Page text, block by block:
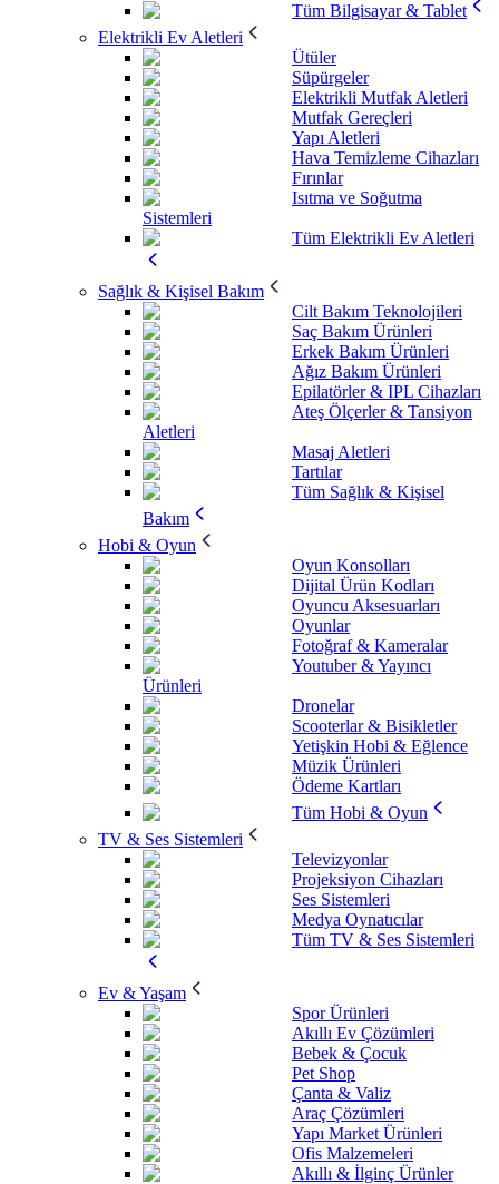
Tüm Bilgisayar & Tablet
Elektrikli Ev Aletleri
Ütüler
Süpürgeler
Elektrikli Mutfak Aletleri
Mutfak Gereçleri
Yapı Aletleri
Hava Temizleme Cihazları
Fırınlar
Isıtma ve Soğutma
Sistemleri
Tüm Elektrikli Ev Aletleri
Sağlık & Kişisel Bakım
Cilt Bakım Teknolojileri
Saç Bakım Ürünleri
Erkek Bakım Ürünleri
Ağız Bakım Ürünleri
Epilatörler & IPL Cihazları
Ateş Ölçerler & Tansiyon
Aletleri
Masaj Aletleri
Tartılar
Tüm Sağlık & Kişisel
Bakım
Hobi & Oyun
Oyun Konsolları
Dijital Ürün Kodları
Oyuncu Aksesuarları
Oyunlar
Fotoğraf & Kameralar
Youtuber & Yayıncı
Ürünleri
Dronelar
Scooterlar & Bisikletler
Yetişkin Hobi & Eğlence
Müzik Ürünleri
Ödeme Kartları
Tüm Hobi & Oyun
TV & Ses Sistemleri
Televizyonlar
Projeksiyon Cihazları
Ses Sistemleri
Medya Oynatıcılar
Tüm TV & Ses Sistemleri
Ev & Yaşam
Spor Ürünleri
Akıllı Ev Çözümleri
Bebek & Çocuk
Pet Shop
Çanta & Valiz
Araç Çözümleri
Yapı Market Ürünleri
Ofis Malzemeleri
Akıllı & İlginç Ürünler